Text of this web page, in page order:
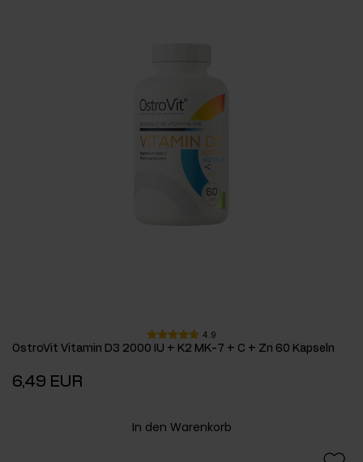
4.9
OstroVit Vitamin D3 2000 IU + K2 MK-7 + C + Zn 60 Kapseln
6,49 EUR
In den Warenkorb